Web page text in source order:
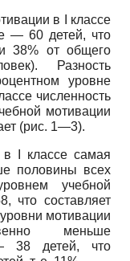
в I классе
— 60 детей, что
и 38% от общего
Разность
уровне
численность
мотивации
(рис. 1—3).
I классе самая
половины всех
учебной
что составляет
мотивации
меньше
38 детей, что